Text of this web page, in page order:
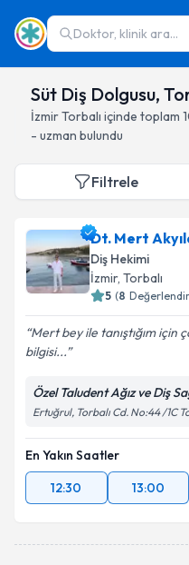
Doktor, klinik ara...
Süt Diş Dolgusu,
İzmirTorbalı içinde toplam
- uzman bulundu
Filtrele
Dt. Mert
Diş Hekimi
İzmir, Torbalı
5 (8
Mert bey ile tanıştığım için
bilgisi...
Özel Taludent Ağız ve Diş
Ertuğrul, Torbalı Cd. No:44 /1C
En Yakın Saatler
12:30
13:00